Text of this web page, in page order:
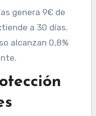
genera 9€ de
a 30 días.
alcanzan 0,8%